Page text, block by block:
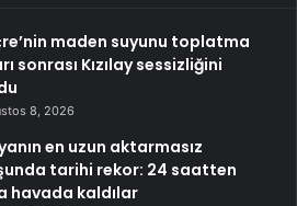
maden suyunu toplatma
sonrası Kızılay sessizliğini
8, 2026
en uzun aktarmasız
tarihi rekor: 24 saatten
havada kaldılar